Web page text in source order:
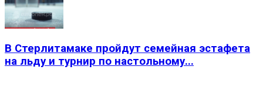
В Стерлитамаке пройдут семейная эстафета
на льду и турнир по настольному...